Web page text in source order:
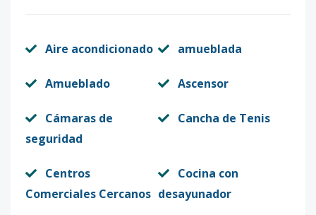
Aire acondicionado amueblada
Amueblado Ascensor
Cámaras de
seguridad
Cancha de Tenis
Centros
Comerciales Cercanos
Cocina con
desayunador